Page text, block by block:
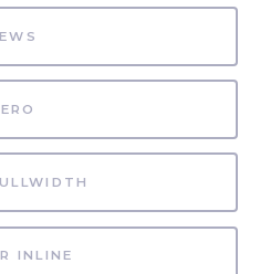
INLINE